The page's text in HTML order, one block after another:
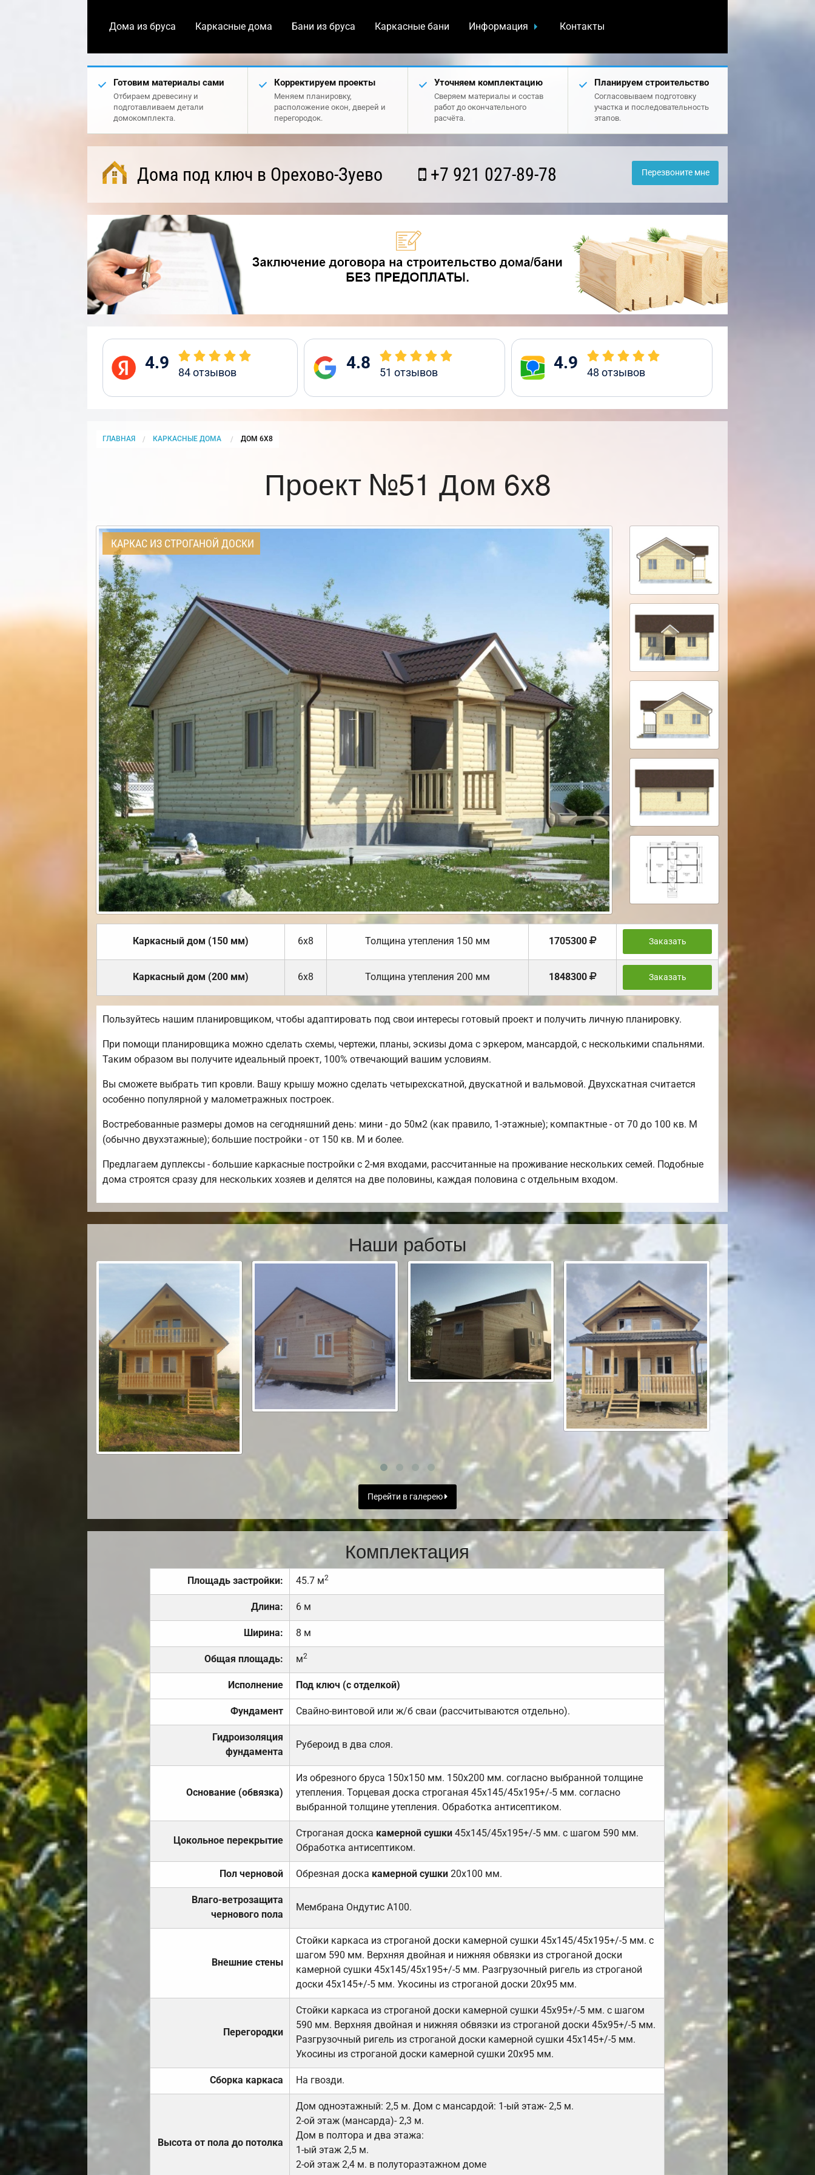
Дома из бруса Каркасные дома Бани из бруса Каркасные бани Информация Контакты
Готовим материалы сами
Отбираем древесину и
подготавливаем детали
домокомплекта.
Корректируем проекты
Меняем планировку,
расположение окон, дверей и
перегородок.
Уточняем комплектацию
Сверяем материалы и состав
работ до окончательного
расчёта.
Планируем строительство
Согласовываем подготовку
участка и последовательность
этапов.
Дома под ключ в Орехово-Зуево +7 921 027-89-78 Перезвоните мне
4.9 84отзывов 4.8 51 отзывов 4.9 48 отзывов
ГЛАВНАЯ КАРКАСНЫЕ ДОМА CURRENT:
ДОМ 6Х8
Проект №51 Дом 6х8
КАРКАС ИЗ СТРОГАНОЙ ДОСКИ
Каркасный дом (150 мм) 6х8 Толщина утепления 150 мм 1705300 Заказать
Каркасный дом (200 мм) 6х8 Толщина утепления 200 мм 1848300 Заказать
Пользуйтесь нашим планировщиком, чтобы адаптировать под свои интересы готовый проект и получить личную планировку.
При помощи планировщика можно сделать схемы, чертежи, планы, эскизы дома с эркером, мансардой, с несколькими спальнями.
Таким образом вы получите идеальный проект, 100% отвечающий вашим условиям.
Вы сможете выбрать тип кровли. Вашу крышу можно сделать четырехскатной, двускатной и вальмовой. Двухскатная считается
особенно популярной у малометражных построек.
Востребованные размеры домов на сегодняшний день: мини - до 50м2 (как правило, 1-этажные); компактные - от 70 до 100 кв. М
(обычно двухэтажные); большие постройки - от 150 кв. М и более.
Предлагаем дуплексы - большие каркасные постройки с 2-мя входами, рассчитанные на проживание нескольких семей. Подобные
дома строятся сразу для нескольких хозяев и делятся на две половины, каждая половина с отдельным входом.
Наши работы
Перейти в галерею
Комплектация
Площадь застройки: 45.7 м2
Длина: 6 м
Ширина: 8 м
Общая площадь: м2
Исполнение Под ключ (с отделкой)
Фундамент Свайно-винтовой или ж/б сваи (рассчитываются отдельно).
Гидроизоляция
фундамента
Рубероид в два слоя.
Основание (обвязка)
Из обрезного бруса 150х150 мм. 150х200 мм. согласно выбранной толщине
утепления. Торцевая доска строганая 45х145/45х195+/-5 мм. согласно
выбранной толщине утепления. Обработка антисептиком.
Цокольное перекрытие
Строганая доска камерной сушки 45х145/45х195+/-5 мм. с шагом 590 мм.
Обработка антисептиком.
Пол черновой Обрезная доска камерной сушки20х100 мм.
Влаго-ветрозащита
чернового пола
Мембрана Ондутис А100.
Внешние стены
Стойки каркаса из строганой доски камерной сушки 45х145/45х195+/-5 мм. с
шагом 590 мм. Верхняя двойная и нижняя обвязки из строганой доски
камерной сушки 45х145/45х195+/-5 мм. Разгрузочный ригель из строганой
доски 45х145+/-5 мм. Укосины из строганой доски 20х95 мм.
Перегородки
Стойки каркаса из строганой доски камерной сушки 45х95+/-5 мм. с шагом
590 мм. Верхняя двойная и нижняя обвязки из строганой доски 45х95+/-5 мм.
Разгрузочный ригель из строганой доски камерной сушки 45х145+/-5 мм.
Укосины из строганой доски камерной сушки 20х95 мм.
Сборка каркаса На гвозди.
Высота от пола до потолка
Дом одноэтажный: 2,5 м. Дом с мансардой: 1-ый этаж- 2,5 м.
2-ой этаж (мансарда)- 2,3 м.
Дом в полтора и два этажа:
1-ый этаж 2,5 м.
2-ой этаж 2,4 м. в полутораэтажном доме